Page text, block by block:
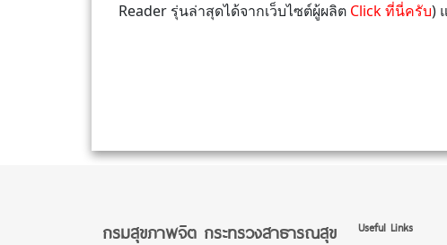
Reader รุ่นล่าสุดได้จากเว็บไซต์ผู้ผลิต Click ที่นี่ครับ)
กรมสุขภาพจิต กระทรวงสาธารณสุข Useful Links